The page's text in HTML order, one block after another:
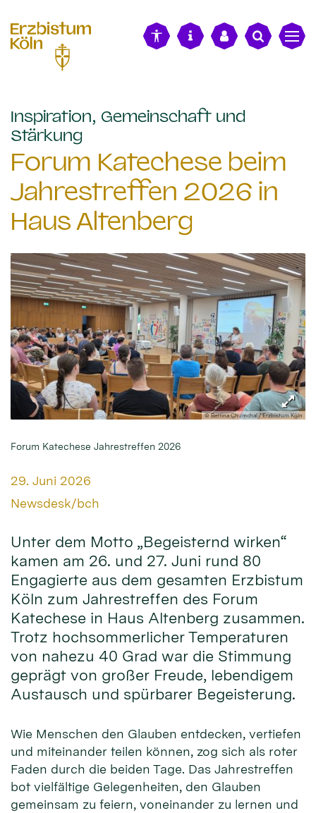
Inspiration, Gemeinschaft und
Stärkung
Forum Katechese beim
Jahrestreffen 2026 in
Haus Altenberg
© Bettina Chumchal / Erzbistum Köln
Forum Katechese Jahrestreffen 2026
Datum:
29. Juni 2026
Von:
Newsdesk/bch
Unter dem Motto „Begeisternd wirken“
kamen am 26. und 27. Juni rund 80
Engagierte aus dem gesamten Erzbistum
Köln zum Jahrestreffen des Forum
Katechese in Haus Altenberg zusammen.
Trotz hochsommerlicher Temperaturen
von nahezu 40 Grad war die Stimmung
geprägt von großer Freude, lebendigem
Austausch und spürbarer Begeisterung.
Wie Menschen den Glauben entdecken, vertiefen
und miteinander teilen können, zog sich als roter
Faden durch die beiden Tage. Das Jahrestreffen
bot vielfältige Gelegenheiten, den Glauben
gemeinsam zu feiern, voneinander zu lernen und